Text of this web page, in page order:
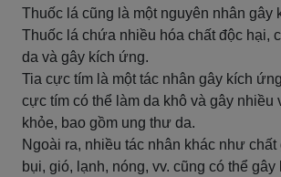
Thuốc lá cũng là một nguyên nhân gây
Thuốc lá chứa nhiều hóa chất độc hại,
da và gây kích ứng.
Tia cực tím là một tác nhân gây kích
cực tím có thể làm da khô và gây nhiều
khỏe, bao gồm ung thư da.
Ngoài ra, nhiều tác nhân khác như
bụi, gió, lạnh, nóng, vv. cũng có thể